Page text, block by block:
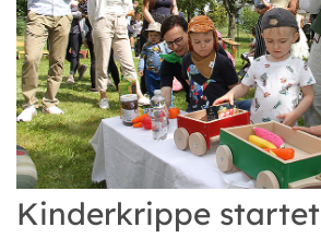
Kinderkrippe startet